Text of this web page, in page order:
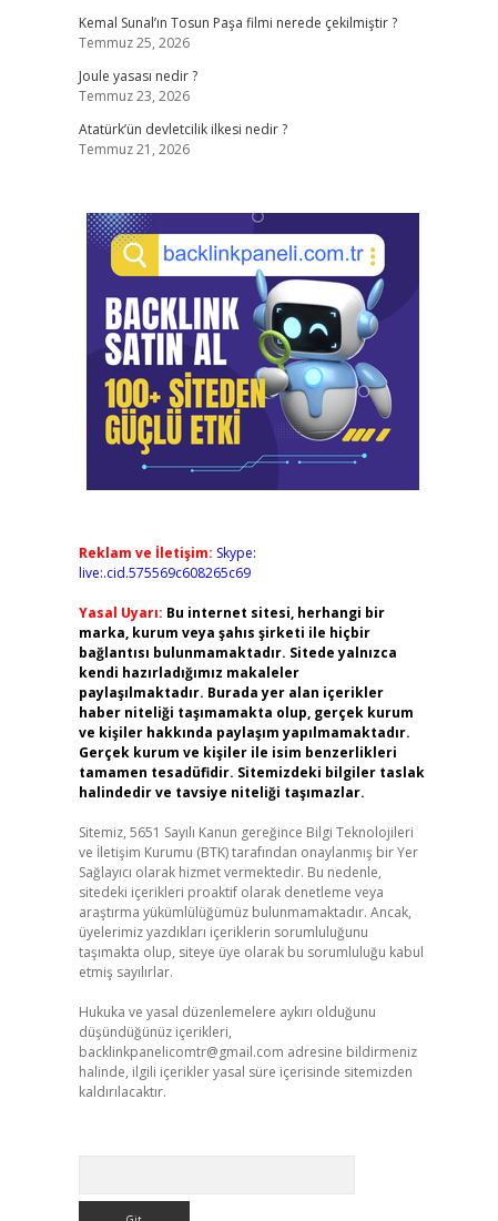
Kemal Sunal’ın Tosun Paşa filmi nerede çekilmiştir ?
Temmuz 25, 2026
Joule yasası nedir ?
Temmuz 23, 2026
Atatürk’ün devletcilik ilkesi nedir ?
Temmuz 21, 2026
Reklam ve İletişim: Skype:
live:.cid.575569c608265c69
Yasal Uyarı: Bu internet sitesi, herhangi bir
marka, kurum veya şahıs şirketi ile hiçbir
bağlantısı bulunmamaktadır. Sitede yalnızca
kendi hazırladığımız makaleler
paylaşılmaktadır. Burada yer alan içerikler
haber niteliği taşımamakta olup, gerçek kurum
ve kişiler hakkında paylaşım yapılmamaktadır.
Gerçek kurum ve kişiler ile isim benzerlikleri
tamamen tesadüfidir. Sitemizdeki bilgiler taslak
halindedir ve tavsiye niteliği taşımazlar.
Sitemiz, 5651 Sayılı Kanun gereğince Bilgi Teknolojileri
ve İletişim Kurumu (BTK) tarafından onaylanmış bir Yer
Sağlayıcı olarak hizmet vermektedir. Bu nedenle,
sitedeki içerikleri proaktif olarak denetleme veya
araştırma yükümlülüğümüz bulunmamaktadır. Ancak,
üyelerimiz yazdıkları içeriklerin sorumluluğunu
taşımakta olup, siteye üye olarak bu sorumluluğu kabul
etmiş sayılırlar.
Hukuka ve yasal düzenlemelere aykırı olduğunu
düşündüğünüz içerikleri,
backlinkpanelicomtr@gmail.com adresine bildirmeniz
halinde, ilgili içerikler yasal süre içerisinde sitemizden
kaldırılacaktır.